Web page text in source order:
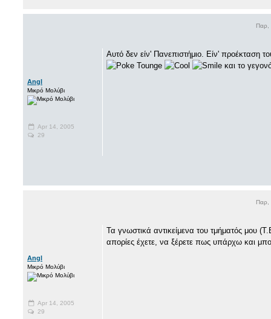
Παρ,
Angl
Μικρό Μολύβι
Apr 14, 2005
29
Αυτό δεν είν' Πανεπιστήμιο. Είν' προέκταση
και το
Παρ,
Angl
Μικρό Μολύβι
Apr 14, 2005
29
Τα γνωστικά αντικείμενα του τμήματός μου
απορίες έχετε, να ξέρετε πως υπάρχω και